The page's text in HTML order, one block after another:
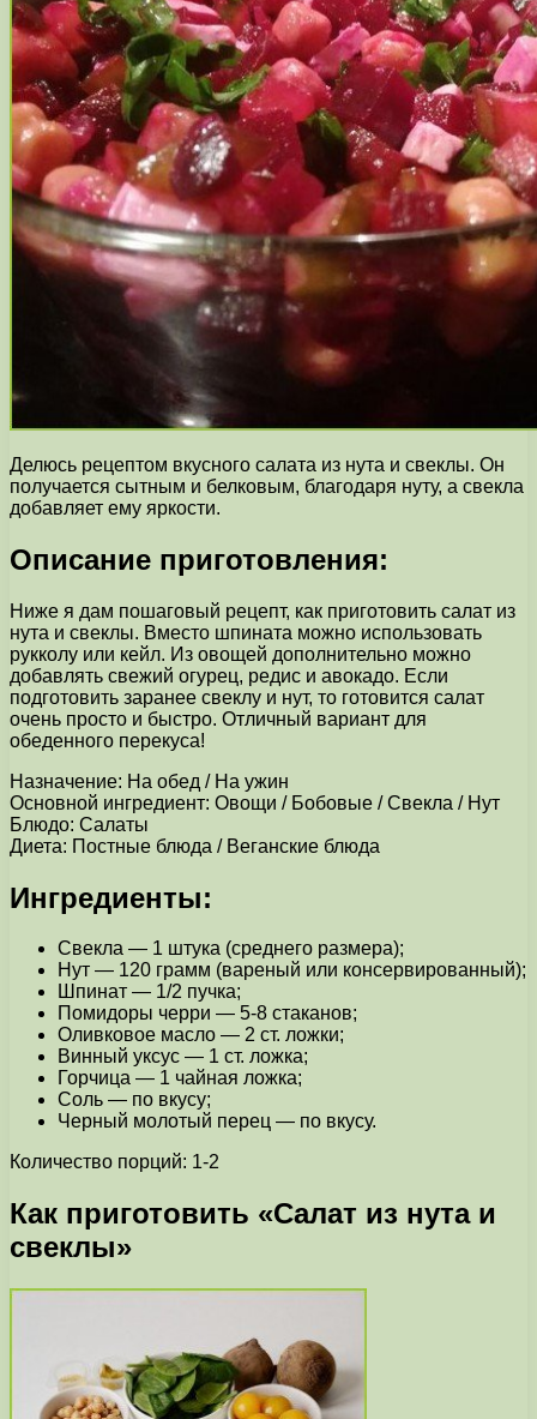
Делюсь рецептом вкусного салата из нута и свеклы. Он
получается сытным и белковым, благодаря нуту, а свекла
добавляет ему яркости.
Описание приготовления:
Ниже я дам пошаговый рецепт, как приготовить салат из
нута и свеклы. Вместо шпината можно использовать
рукколу или кейл. Из овощей дополнительно можно
добавлять свежий огурец, редис и авокадо. Если
подготовить заранее свеклу и нут, то готовится салат
очень просто и быстро. Отличный вариант для
обеденного перекуса!
Назначение: На обед / На ужин
Основной ингредиент: Овощи / Бобовые / Свекла / Нут
Блюдо: Салаты
Диета: Постные блюда / Веганские блюда
Ингредиенты:
Свекла — 1 штука (cреднего размера);
Нут — 120 грамм (вареный или консервированный);
Шпинат — 1/2 пучка;
Помидоры черри — 5-8 стаканов;
Оливковое масло — 2 ст. ложки;
Винный уксус — 1 ст. ложка;
Горчица — 1 чайная ложка;
Соль — по вкусу;
Черный молотый перец — по вкусу.
Количество порций: 1-2
Как приготовить «Салат из нута и
свеклы»